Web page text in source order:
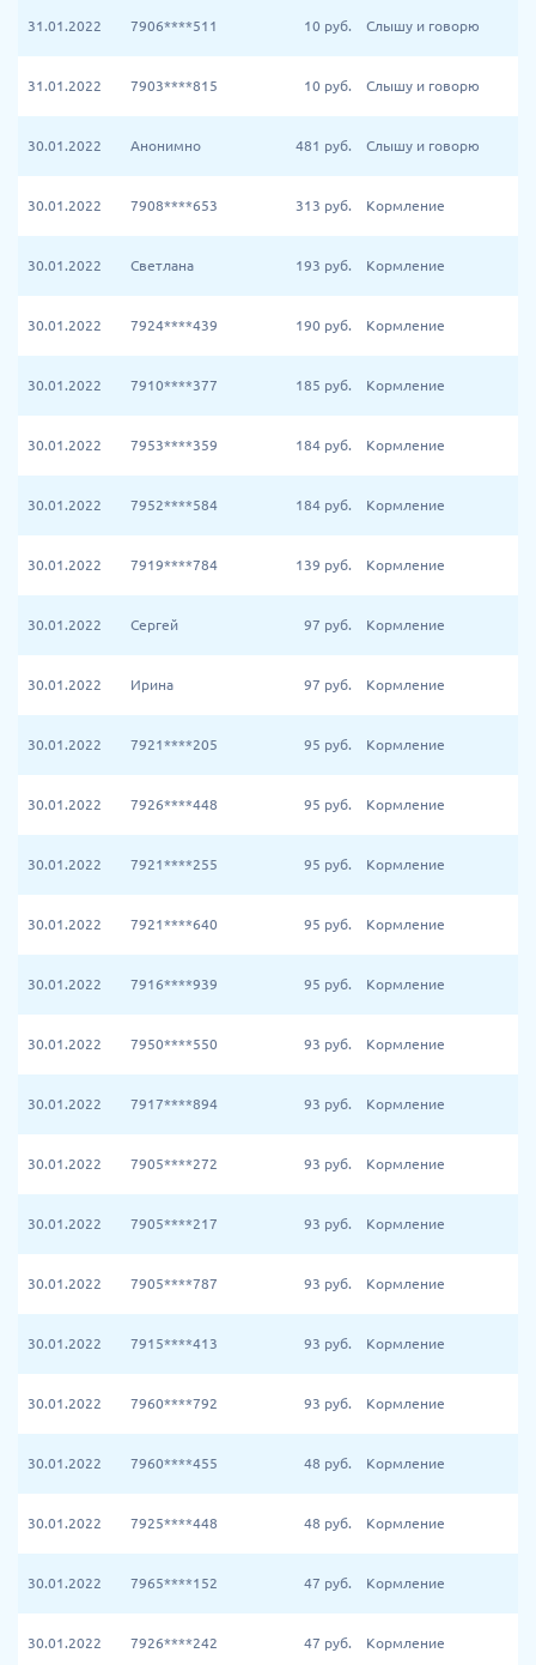
31.01.2022 7906****511 10 руб. Слышу и говорю
31.01.2022 7903****815 10 руб. Слышу и говорю
30.01.2022 Анонимно 481 руб. Слышу и говорю
30.01.2022 7908****653 313 руб. Кормление
30.01.2022 Светлана 193 руб. Кормление
30.01.2022 7924****439 190 руб. Кормление
30.01.2022 7910****377 185 руб. Кормление
30.01.2022 7953****359 184 руб. Кормление
30.01.2022 7952****584 184 руб. Кормление
30.01.2022 7919****784 139 руб. Кормление
30.01.2022 Сергей 97 руб. Кормление
30.01.2022 Ирина 97 руб. Кормление
30.01.2022 7921****205 95 руб. Кормление
30.01.2022 7926****448 95 руб. Кормление
30.01.2022 7921****255 95 руб. Кормление
30.01.2022 7921****640 95 руб. Кормление
30.01.2022 7916****939 95 руб. Кормление
30.01.2022 7950****550 93 руб. Кормление
30.01.2022 7917****894 93 руб. Кормление
30.01.2022 7905****272 93 руб. Кормление
30.01.2022 7905****217 93 руб. Кормление
30.01.2022 7905****787 93 руб. Кормление
30.01.2022 7915****413 93 руб. Кормление
30.01.2022 7960****792 93 руб. Кормление
30.01.2022 7960****455 48 руб. Кормление
30.01.2022 7925****448 48 руб. Кормление
30.01.2022 7965****152 47 руб. Кормление
30.01.2022 7926****242 47 руб. Кормление